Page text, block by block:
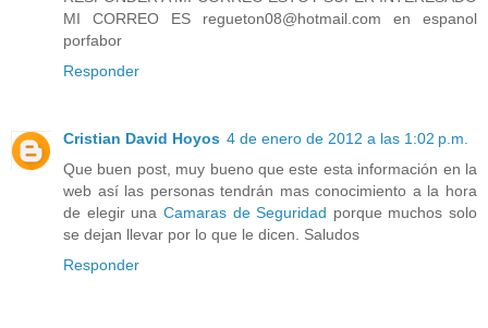
MI CORREO ES regueton08@hotmail.com en espanol
porfabor
Responder
Cristian David Hoyos 4 de enero de 2012 a las 1:02 p.m.
Que buen post, muy bueno que este esta información en la
web así las personas tendrán mas conocimiento a la hora
de elegir una Camaras de Seguridad porque muchos solo
se dejan llevar por lo que le dicen. Saludos
Responder